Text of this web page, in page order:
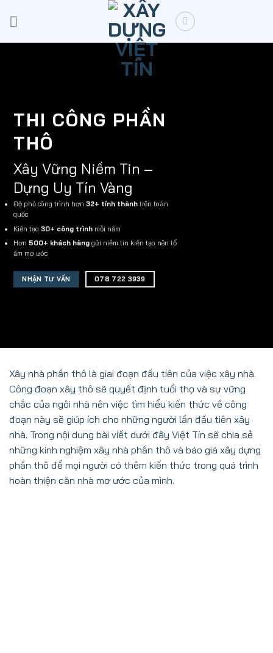
THI CÔNG PHẦN
THÔ
Xây Vững Niềm Tin –
Dựng Uy Tín Vàng
Độ phủ công trình hơn32+ tỉnh thành trên toàn
quốc
Kiến tạo30+ công trình mỗi năm
Hơn500+ khách hàng gửi niềm tin kiến tạo nên tổ
ấm mơ ước
NHẬN TƯ VẤN 078 722 3939
Xây nhà phần thô là giai đoạn đầu tiên của việc xây nhà.
Công đoạn xây thô sẽ quyết định tuổi thọ và sự vững
chắc của ngôi nhà nên việc tìm hiểu kiến thức về công
đoạn này sẽ giúp ích cho những người lần đầu tiên xây
nhà. Trong nội dung bài viết dưới đây Việt Tín sẽ chia sẻ
những kinh nghiệm xây nhà phần thô và báo giá xây dựng
phần thô để mọi người có thêm kiến thức trong quá trình
hoàn thiện căn nhà mơ ước của mình.